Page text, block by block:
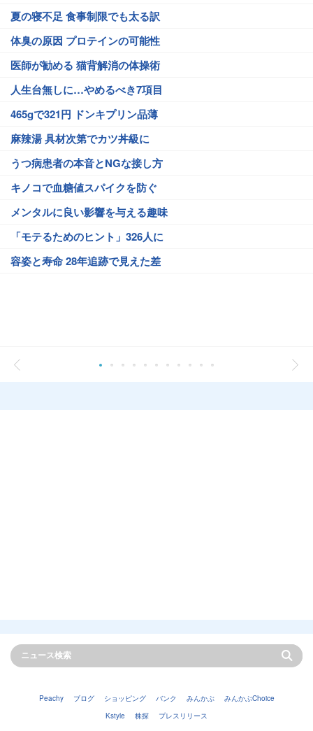
夏の寝不足 食事制限でも太る訳
体臭の原因 プロテインの可能性
医師が勧める 猫背解消の体操術
人生台無しに…やめるべき7項目
465gで321円 ドンキプリン品薄
麻辣湯 具材次第でカツ丼級に
うつ病患者の本音とNGな接し方
キノコで血糖値スパイクを防ぐ
メンタルに良い影響を与える趣味
「モテるためのヒント」326人に
容姿と寿命 28年追跡で見えた差
Peachy ブログ ショッピング バンク みんかぶ
みんかぶChoice
Kstyle
株探 プレスリリース